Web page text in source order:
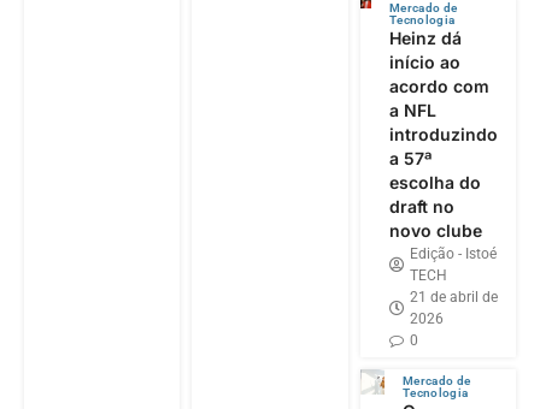
Mercado de
Tecnologia
Heinz dá
início ao
acordo com
a NFL
introduzindo
a 57ª
escolha do
draft no
novo clube
Edição - Istoé
TECH
21 de abril de
2026
0
Mercado de
Tecnologia